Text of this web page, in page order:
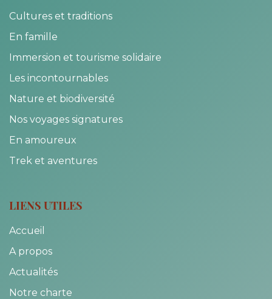
Cultures et traditions
En famille
Immersion et tourisme solidaire
Les incontournables
Nature et biodiversité
Nos voyages signatures
En amoureux
Trek et aventures
LIENS UTILES
Accueil
A propos
Actualités
Notre charte